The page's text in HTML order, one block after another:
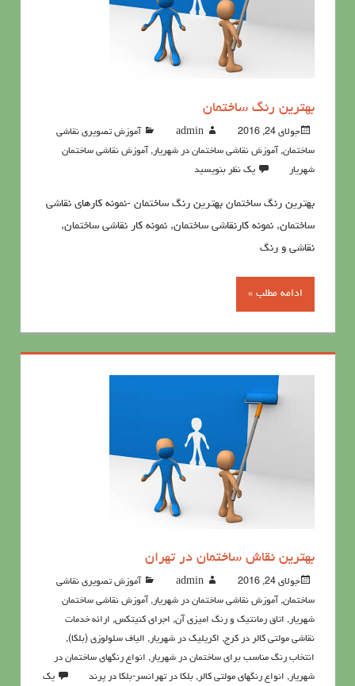
بهترین رنگ ساختمان
جولای 24, 2016 admin
آموزش تصویری نقاشی
ساختمان, آموزش نقاشی ساختمان در شهریار , آموزش نقاشی ساختمان
شهریار
یک نظر بنویسید
بهترین رنگ ساختمان بهترین رنگ ساختمان -نمونه کارهای نقاشی
ساختمان, نمونه کارنقاشی ساختمان, نمونه کار نقاشی ساختمان,
نقاشی و رنگ
ادامه مطلب »
بهترین نقاش ساختمان در تهران
جولای 24, 2016 admin
آموزش تصویری نقاشی
ساختمان, آموزش نقاشی ساختمان در شهریار, آموزش نقاشی ساختمان
شهریار, اتاق رمانتیک و رنگ امیزی آن, اجرای کنیتکس, ارائه خدمات
نقاشی مولتی کالر در کرج, اکريليک در شهریار, الیاف سلولوزی (بلکا),
انتخاب رنگ مناسب برای ساختمان در شهریار, انواع رنگهای ساختمان در
شهریار, انواع رنگهای مولتی کالر, بلکا در تهرانسر-بلکا در پرند یک